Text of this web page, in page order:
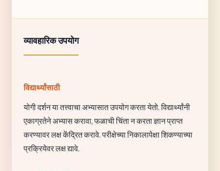
व्यावहारिक उपयोग
विद्यार्थ्यांसाठी
योगी दर्शन या तत्त्वाचा अभ्यासात उपयोग करता येतो. विद्यार्थ्यांनी
एकाग्रतेने अभ्यास करावा, फळाची चिंता न करता ज्ञान प्राप्त
करण्यावर लक्ष केंद्रित करावे. परीक्षेच्या निकालापेक्षा शिकण्याच्या
प्रक्रियेवर लक्ष द्यावे.